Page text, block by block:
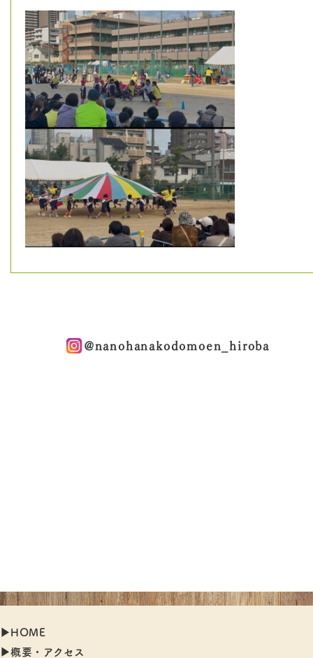
@nanohanakodomoen_hiroba
▶︎HOME
▶︎概要・アクセス